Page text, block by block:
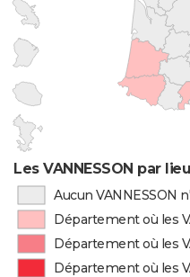
Les VANNESSON par
Aucun VANNESSON
Département où les
Département où les
Département où les